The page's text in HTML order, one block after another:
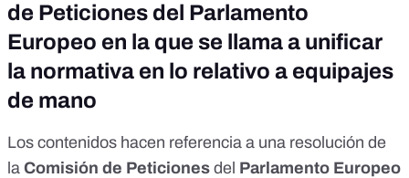
de Peticiones del Parlamento
Europeo en la que se llama a unificar
la normativa en lo relativo a equipajes
de mano
Los contenidos hacen referencia a una resolución de
la Comisión de Peticiones del Parlamento Europeo